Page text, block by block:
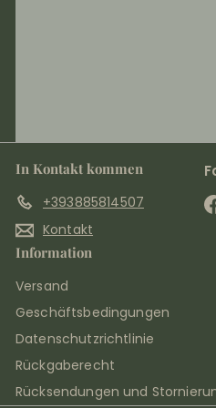
In Kontakt kommen
+393885814507
Kontakt
Information
Versand
Geschäftsbedingungen
Datenschutzrichtlinie
Rückgaberecht
Rücksendungen und